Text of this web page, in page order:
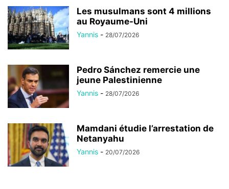
Les musulmans sont 4 millions
au Royaume-Uni
Yannis - 28/07/2026
Pedro Sánchez remercie une
jeune Palestinienne
Yannis - 28/07/2026
Mamdani étudie l’arrestation de
Netanyahu
Yannis - 20/07/2026